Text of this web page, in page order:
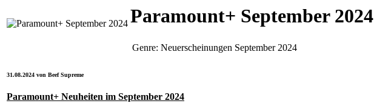
Paramount+ September 2024
Genre: Neuerscheinungen September 2024
31.08.2024 von Beef Supreme
Paramount+ Neuheiten im September 2024